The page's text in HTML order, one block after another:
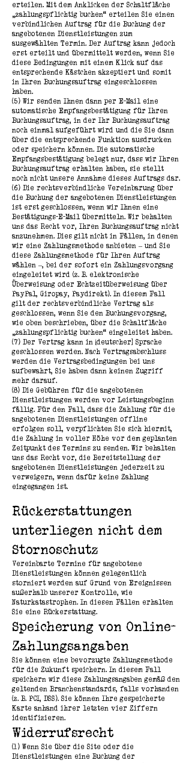
erteilen. Mit dem Anklicken der Schaltfläche
„zahlungspflichtig buchen“ erteilen Sie einen
verbindlichen Auftrag für die Buchung der
angebotenen Dienstleistungen zum
ausgewählten Termin. Der Auftrag kann jedoch
erst erteilt und übermittelt werden, wenn Sie
diese Bedingungen mit einem Klick auf das
entsprechende Kästchen akzeptiert und somit
in Ihren Buchungsauftrag eingeschlossen
haben.
(5) Wir senden Ihnen dann per E-Mail eine
automatische Empfangsbestätigung für Ihren
Buchungsauftrag, in der Ihr Buchungsauftrag
noch einmal aufgeführt wird und die Sie dann
über die entsprechende Funktion ausdrucken
oder speichern können. Die automatische
Empfangsbestätigung belegt nur, dass wir Ihren
Buchungsauftrag erhalten haben, sie stellt
noch nicht unsere Annahme dieses Auftrags dar.
(6) Die rechtsverbindliche Vereinbarung über
die Buchung der angebotenen Dienstleistungen
ist erst geschlossen, wenn wir Ihnen eine
Bestätigungs-E-Mail übermitteln. Wir behalten
uns das Recht vor, Ihren Buchungsauftrag nicht
anzunehmen. Dies gilt nicht in Fällen, in denen
wir eine Zahlungsmethode anbieten – und Sie
diese Zahlungsmethode für Ihren Auftrag
wählen –, bei der sofort ein Zahlungsvorgang
eingeleitet wird (z. B. elektronische
Überweisung oder Echtzeitüberweisung über
PayPal, Giropay, Paydirekt). In diesem Fall
gilt der rechtsverbindliche Vertrag als
geschlossen, wenn Sie den Buchungsvorgang,
wie oben beschrieben, über die Schaltfläche
„zahlungspflichtig buchen“ eingeleitet haben.
(7) Der Vertrag kann in [deutscher] Sprache
geschlossen werden. Nach Vertragsabschluss
werden die Vertragsbedingungen bei uns
aufbewahrt, Sie haben dann keinen Zugriff
mehr darauf.
(8) Die Gebühren für die angebotenen
Dienstleistungen werden vor Leistungsbeginn
fällig. Für den Fall, dass die Zahlung für die
angebotenen Dienstleistungen offline
erfolgen soll, verpflichten Sie sich hiermit,
die Zahlung in voller Höhe vor dem geplanten
Zeitpunkt des Termins zu senden. Wir behalten
uns das Recht vor, die Bereitstellung der
angebotenen Dienstleistungen jederzeit zu
verweigern, wenn dafür keine Zahlung
eingegangen ist.
Rückerstattungen
unterliegen nicht dem
Stornoschutz
Vereinbarte Termine für angebotene
Dienstleistungen können gelegentlich
storniert werden auf Grund von Ereignissen
außerhalb unserer Kontrolle, wie
Naturkatastrophen. In diesen Fällen erhalten
Sie eine Rückerstattung.
Speicherung von Online-
Zahlungsangaben
Sie können eine bevorzugte Zahlungsmethode
für die Zukunft speichern. In diesem Fall
speichern wir diese Zahlungsangaben gemäß den
geltenden Branchenstandards, falls vorhanden
(z. B. PCI, DSS). Sie können Ihre gespeicherte
Karte anhand ihrer letzten vier Ziffern
identifizieren.
Widerrufsrecht
(1) Wenn Sie über die Site oder die
Dienstleistungen eine Buchung der